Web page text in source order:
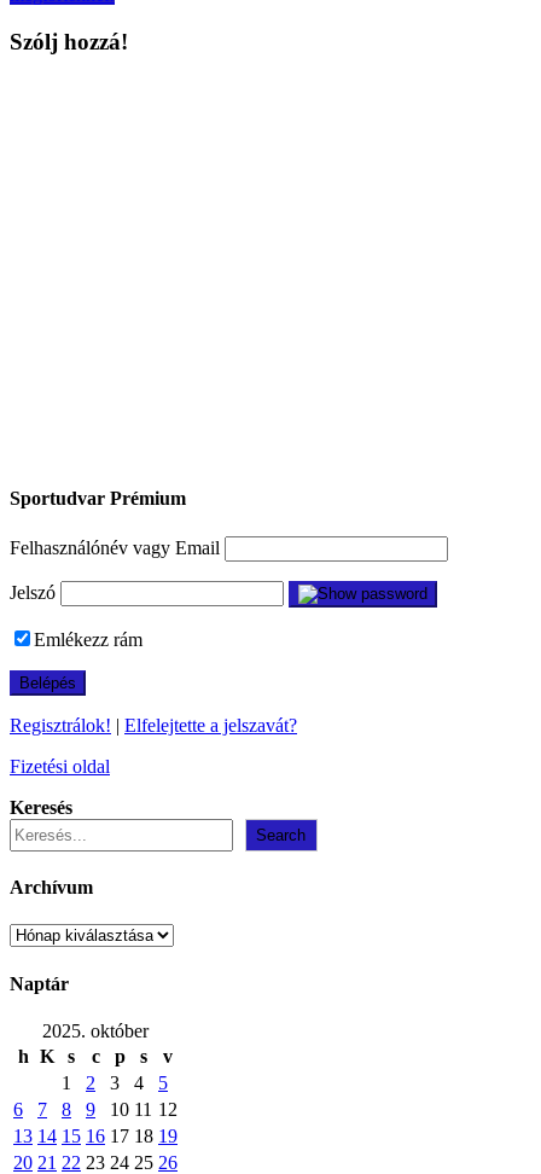
Szólj hozzá!
Sportudvar Prémium
Felhasználónév vagy Email
Jelszó
Emlékezz rám
Regisztrálok! | Elfelejtette a jelszavát?
Fizetési oldal
Keresés
Search
Archívum
Archívum
Naptár
2025. október
h K s c p s
v
1
2 3 4
5
6
7 8 9 10 11 12
13 14 15 16 17 18 19
20 21 22 23 24 25 26